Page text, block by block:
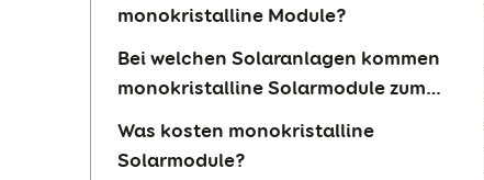
monokristalline Module?
Bei welchen Solaranlagen kommen
monokristalline Solarmodule zum
Was kosten monokristalline
Solarmodule?